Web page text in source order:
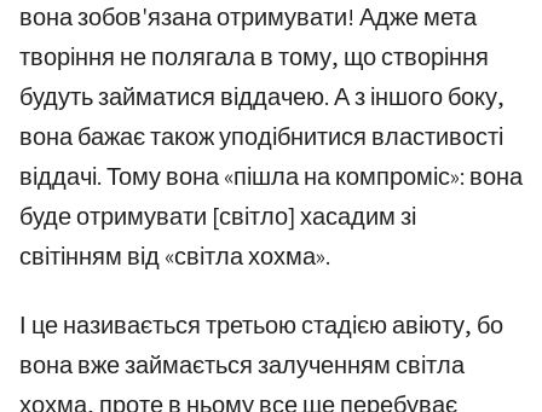
вона зобов'язана отримувати! Адже мета
творіння не полягала в тому, що створіння
будуть займатися віддачею. А з іншого боку,
вона бажає також уподібнитися властивості
віддачі. Тому вона «пішла на компроміс»: вона
буде отримувати [світло] хасадим зі
світінням від «світла хохма».
І це називається третьою стадією авіюту, бо
вона вже займається залученням світла
хохма, проте в ньому все ще перебуває